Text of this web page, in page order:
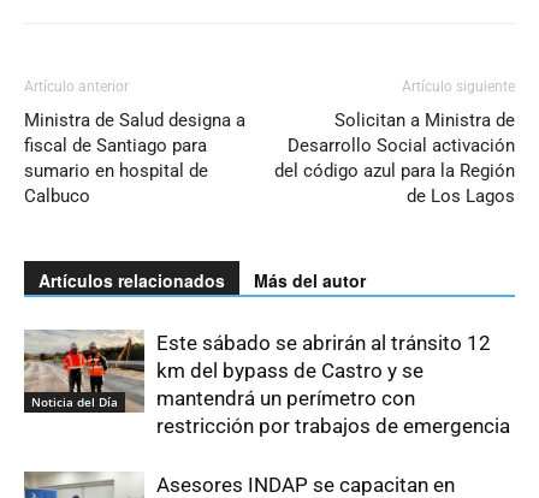
Artículo anterior
Ministra de Salud designa a
fiscal de Santiago para
sumario en hospital de
Calbuco
Artículo siguiente
Solicitan a Ministra de
Desarrollo Social activación
del código azul para la Región
de Los Lagos
Artículos relacionados Más del autor
Noticia del Día
Este sábado se abrirán al tránsito 12
km del bypass de Castro y se
mantendrá un perímetro con
restricción por trabajos de emergencia
Asesores INDAP se capacitan en